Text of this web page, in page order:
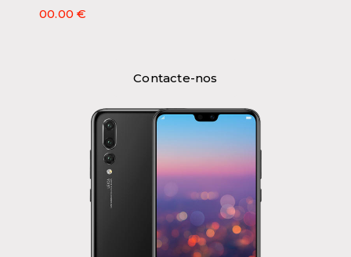
00.00 €
Contacte-nos